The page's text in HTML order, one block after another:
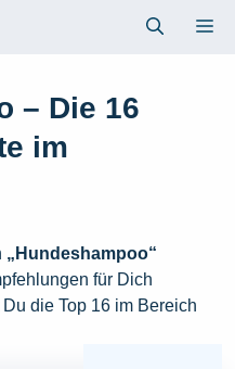
– Die 16
im
„Hundeshampoo“
für Dich
die Top 16 im Bereich